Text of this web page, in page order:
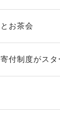
お茶会
付制度がス